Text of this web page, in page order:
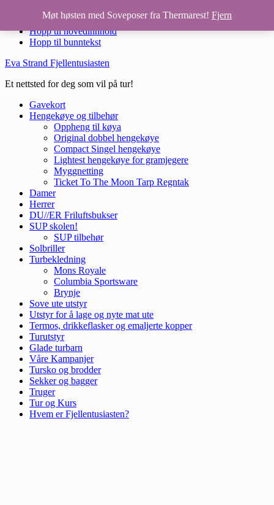
TIKKA® Petzl hodelykt grønn
Hopp til hovedinnhold
Hopp til bunntekst
Eva Strand Fjellentusiasten
Et nettsted for deg som vil på tur!
Gavekort
Hengekøye og tilbehør
Oppheng til køya
Original dobbel hengekøye
Compact Singel hengekøye
Lightest hengekøye for gramjegere
Myggnetting
Ticket To The Moon Tarp Regntak
Damer
Herrer
DU//ER Friluftsbukser
SUP skolen!
SUP tilbehør
Solbriller
Turbekledning
Mons Royale
Columbia Sportsware
Brynje
Sove ute utstyr
Utstyr for å lage og nyte mat ute
Termos, drikkeflasker og emaljerte kopper
Turutstyr
Glade turbarn
Våre Kampanjer
Tursko og brodder
Sekker og bagger
Truger
Tur og Kurs
Hvem er Fjellentusiasten?
Møt høsten med Soveposer fra Thermarest! Fjern